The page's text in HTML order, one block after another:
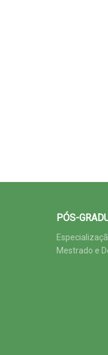
PÓS-
Mestrado e